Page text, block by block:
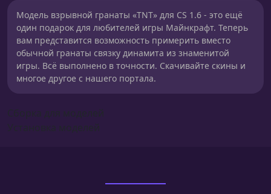
Модель взрывной гранаты «TNT» для CS 1.6 - это ещё
один подарок для любителей игры Майнкрафт. Теперь
вам представится возможность примерить вместо
обычной гранаты связку динамита из знаменитой
игры. Всё выполнено в точности. Скачивайте скины и
многое другое с нашего портала.